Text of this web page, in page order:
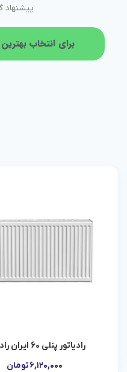
برای انتخاب بهترین
افزودن به سبد خرید
رادیاتور پنلی 60 ایران رادیاتور
۶,۱۲۰,۰۰۰تومان